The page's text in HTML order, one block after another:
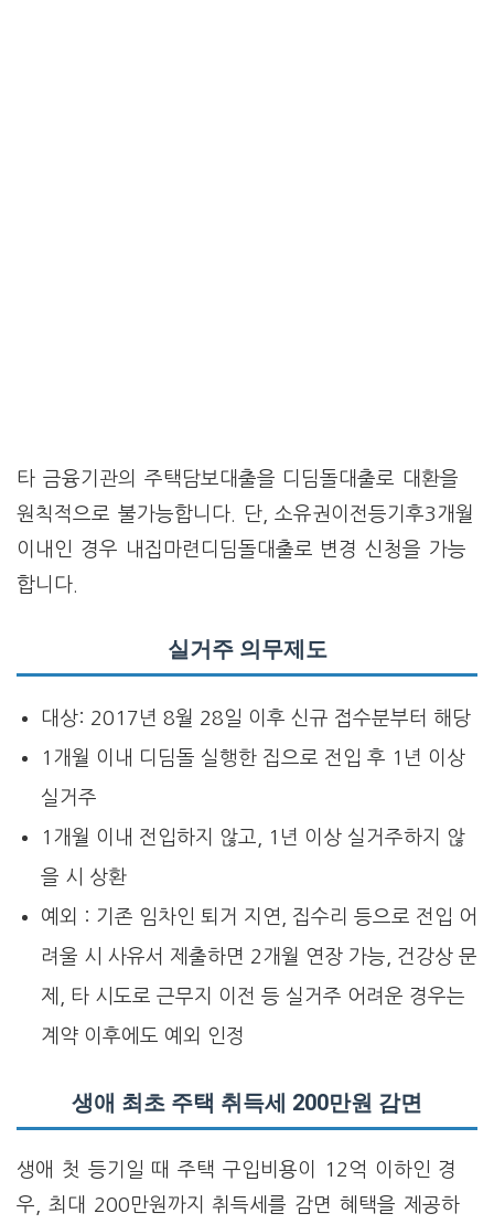
타 금융기관의 주택담보대출을 디딤돌대출로 대환을
원칙적으로 불가능합니다. 단, 소유권이전등기후3개월
이내인 경우 내집마련디딤돌대출로 변경 신청을 가능
합니다.
실거주 의무제도
대상: 2017년 8월 28일 이후 신규 접수분부터 해당
1개월 이내 디딤돌 실행한 집으로 전입 후 1년 이상
실거주
1개월 이내 전입하지 않고, 1년 이상 실거주하지 않
을 시 상환
예외 : 기존 임차인 퇴거 지연, 집수리 등으로 전입 어
려울 시 사유서 제출하면 2개월 연장 가능, 건강상 문
제, 타 시도로 근무지 이전 등 실거주 어려운 경우는
계약 이후에도 예외 인정
생애 최초 주택 취득세 200만원 감면
생애 첫 등기일 때 주택 구입비용이 12억 이하인 경
우, 최대 200만원까지 취득세를 감면 혜택을 제공하